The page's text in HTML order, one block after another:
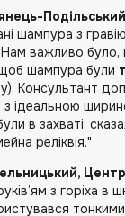
шампура з
Нам важливо
шампура були
Консультант
ідеальною
в захваті,
реліквія."
з горіха в